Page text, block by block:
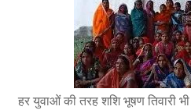
हर युवाओं की तरह शशि भूषण तिवारी